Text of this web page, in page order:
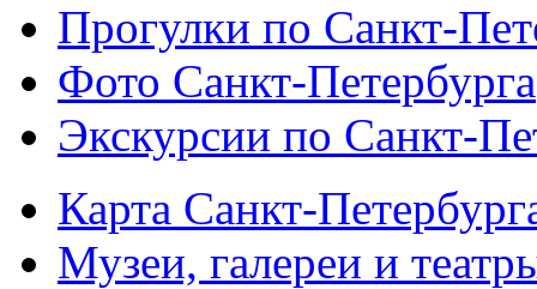
Прогулки по Санкт-
Фото Санкт-Петербурга
Экскурсии по Санкт-
Карта Санкт-
Музеи, галереи и